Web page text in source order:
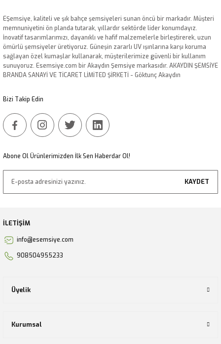
Ürün resmi kalitesiz, bozuk veya görüntülenemiyor.
Ürün açıklamasında eksik bilgiler bulunuyor.
Ürün bilgilerinde hatalar bulunuyor.
Ürün fiyatı diğer sitelerden daha pahalı.
EŞemsiye, kaliteli ve şık bahçe şemsiyeleri sunan öncü bir markadır. Müşteri
memnuniyetini ön planda tutarak, yıllardır sektörde lider konumdayız.
İnovatif tasarımlarımızı, dayanıklı ve hafif malzemelerle birleştirerek, uzun
ömürlü şemsiyeler üretiyoruz. Güneşin zararlı UV ışınlarına karşı koruma
sağlayan özel kumaşlar kullanarak, müşterilerimize güvenli bir kullanım
sunuyoruz. Esemsiye.com bir Akaydın Şemsiye markasıdır. AKAYDIN ŞEMSİYE
BRANDA SANAYİ VE TİCARET LİMİTED ŞİRKETİ - Göktunç Akaydın
Bizi Takip Edin
Abone Ol Ürünlerimizden İlk Sen Haberdar Ol!
KAYDET
İLETİŞİM
info@esemsiye.com
908504955233
Üyelik
Kurumsal